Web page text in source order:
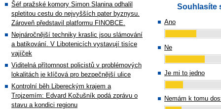
Šéf pražské komory Simon Slanina odhalil
spletitou cestu do nejvyšších pater byznysu.
Zároveň představil platformu FINOBCE.
Nejnáročnější techniky kraslic jsou slámování
a batikování. V Libotenicích vystavují tisíce
vajíček
Viditelná přítomnost policistů v problémových
lokalitách je klíčová pro bezpečnější ulice
Kontrolní běh Libereckým krajem a
Trojzemím: Edvard Kožušník podá zprávu o
stavu a kondici regionu
Souhlasíte
Ano
Ne
Je mi to jedno
Nemám k tomu